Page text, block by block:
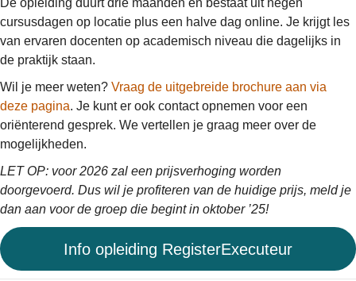
De opleiding duurt drie maanden en bestaat uit negen
cursusdagen op locatie plus een halve dag online. Je krijgt les
van ervaren docenten op academisch niveau die dagelijks in
de praktijk staan.
Wil je meer weten? Vraag de uitgebreide brochure aan via
deze pagina. Je kunt er ook contact opnemen voor een
oriënterend gesprek. We vertellen je graag meer over de
mogelijkheden.
LET OP: voor 2026 zal een prijsverhoging worden
doorgevoerd. Dus wil je profiteren van de huidige prijs, meld je
dan aan voor de groep die begint in oktober ’25!
Info opleiding RegisterExecuteur